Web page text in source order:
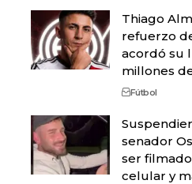
Thiago
refuerzo
acordó su
millones
Fútbol
senador
ser
celular y